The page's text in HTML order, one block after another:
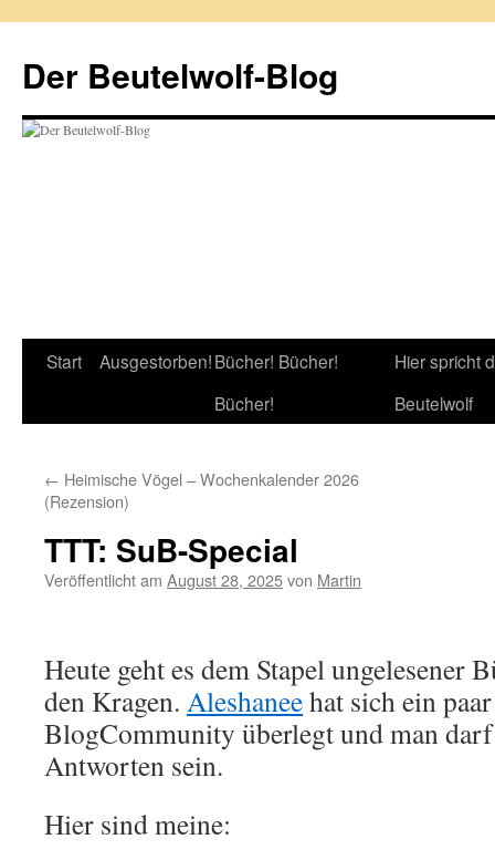
springen
Der Beutelwolf-Blog
Start Ausgestorben!Bücher! Bücher!
Bücher!
Hier spricht
Beutelwolf
← Heimische Vögel – Wochenkalender 2026
(Rezension)
TTT: SuB-Special
Veröffentlicht am August 28, 2025von Martin
Heute geht es dem Stapel ungelesener
den Kragen. Aleshaneehat sich ein
BlogCommunity überlegt und man
Antworten sein.
Hier sind meine: